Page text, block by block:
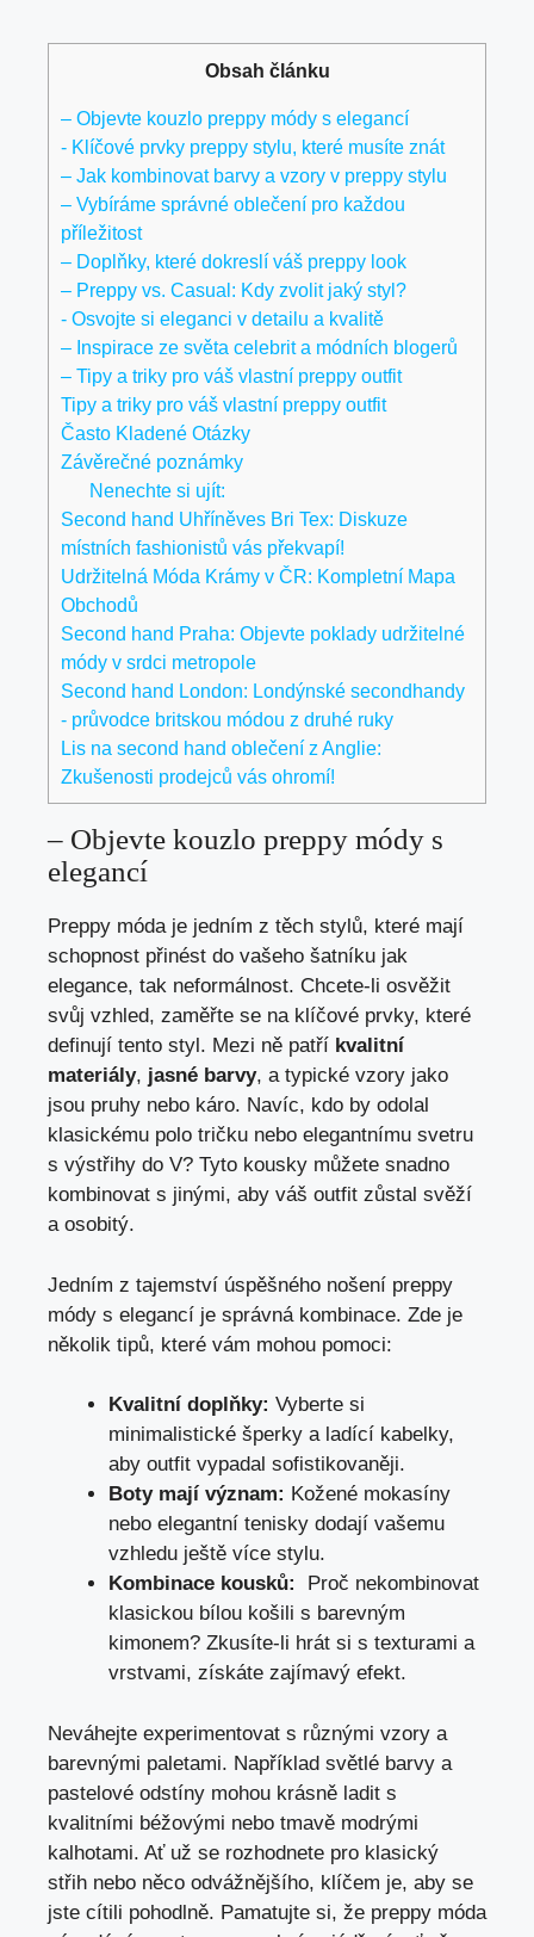
Obsah článku
– ‍Objevte kouzlo preppy módy s elegancí
-⁢ Klíčové prvky preppy stylu, ‌které ‍musíte ‍znát
– Jak kombinovat barvy a vzory v preppy stylu
– Vybíráme‌ správné oblečení⁣ pro každou
příležitost
– Doplňky, které dokreslí váš preppy look
– Preppy vs. Casual: Kdy‌ zvolit jaký ⁤styl?
-​ Osvojte si eleganci v detailu a‍ kvalitě
– Inspirace ze světa celebrit⁣ a módních blogerů
– Tipy a triky pro váš vlastní preppy outfit
Tipy a triky pro váš vlastní​ preppy outfit
Často ‍Kladené Otázky
Závěrečné ​poznámky
Nenechte si ujít:
Second hand Uhříněves Bri Tex: Diskuze
místních fashionistů vás překvapí!
Udržitelná Móda Krámy v ČR: Kompletní Mapa
Obchodů
Second hand Praha: Objevte poklady udržitelné
módy v srdci metropole
Second hand London: Londýnské secondhandy
- průvodce britskou módou z druhé ruky
Lis na second hand oblečení z Anglie:
Zkušenosti prodejců vás ohromí!
– ‍Objevte kouzlo preppy módy s
elegancí
Preppy móda ​je jedním z ‍těch stylů, které mají
schopnost přinést do vašeho šatníku⁤ jak​
elegance, tak neformálnost. ​Chcete-li osvěžit⁣
svůj vzhled, zaměřte se na klíčové ​prvky, které
definují tento styl.​ Mezi ně patří kvalitní
materiály, jasné barvy, a typické vzory jako ​
jsou pruhy ‌nebo káro. Navíc, ⁢kdo⁤ by odolal
klasickému polo tričku ⁣nebo‍ elegantnímu svetru
s výstřihy do V? ⁣Tyto kousky můžete snadno
kombinovat s jinými, aby váš outfit zůstal svěží
a osobitý.
Jedním z tajemství‍ úspěšného nošení preppy‍
módy s elegancí je správná kombinace. Zde ⁤je⁢
několik tipů, které vám⁤ mohou​ pomoci:
Kvalitní ‍doplňky: ⁤Vyberte ‌si⁢
minimalistické šperky ⁤a ladící kabelky,
aby outfit vypadal sofistikovaněji.
Boty⁢ mají význam: ⁤Kožené ⁢mokasíny
nebo elegantní tenisky dodají⁢ vašemu
⁣vzhledu ještě více stylu.
Kombinace kousků:
⁣ Proč nekombinovat
klasickou bílou košili s barevným
kimonem? Zkusíte-li hrát si s texturami a
vrstvami,⁢ získáte zajímavý efekt.
Neváhejte​ experimentovat ⁣s různými ‍vzory⁣ a
barevnými paletami. Například světlé ‌barvy a​
pastelové ‌odstíny mohou⁣ krásně ⁤ladit s
kvalitními béžovými nebo tmavě modrými
‍kalhotami. ‍Ať už se rozhodnete pro klasický
střih‍ nebo něco ​odvážnějšího, klíčem je, ⁣aby se
jste cítili pohodlně. ‌Pamatujte si, že preppy móda